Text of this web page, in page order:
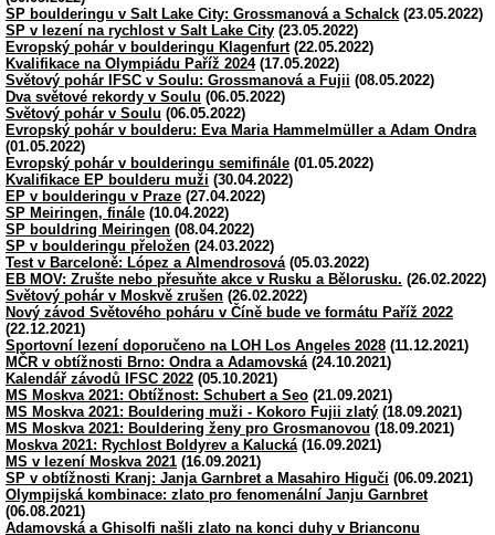
SP boulderingu v Salt Lake City: Grossmanová a Schalck (23.05.2022)
SP v lezení na rychlost v Salt Lake City (23.05.2022)
Evropský pohár v boulderingu Klagenfurt(22.05.2022)
Kvalifikace na Olympiádu Paříž 2024(17.05.2022)
Světový pohár IFSC v Soulu: Grossmanová a Fujii (08.05.2022)
Dva světové rekordy v Soulu (06.05.2022)
Světový pohár v Soulu (06.05.2022)
Evropský pohár v boulderu: Eva Maria Hammelmüller a Adam Ondra
(01.05.2022)
Evropský pohár v boulderingu semifinále (01.05.2022)
Kvalifikace EP boulderu muži (30.04.2022)
EP v boulderingu v Praze (27.04.2022)
SP Meiringen, finále (10.04.2022)
SP bouldring Meiringen (08.04.2022)
SP v boulderingu přeložen (24.03.2022)
Test v Barceloně: López a Almendrosová (05.03.2022)
EB MOV: Zrušte nebo přesuňte akce v Rusku a Bělorusku. (26.02.2022)
Světový pohár v Moskvě zrušen (26.02.2022)
Nový závod Světového poháru v Číně bude ve formátu Paříž 2022
(22.12.2021)
Sportovní lezení doporučeno na LOH Los Angeles 2028 (11.12.2021)
MČR v obtížnosti Brno: Ondra a Adamovská (24.10.2021)
Kalendář závodů IFSC 2022 (05.10.2021)
MS Moskva 2021: Obtížnost: Schubert a Seo (21.09.2021)
MS Moskva 2021: Bouldering muži - Kokoro Fujii zlatý (18.09.2021)
MS Moskva 2021: Bouldering ženy pro Grosmanovou (18.09.2021)
Moskva 2021: Rychlost Boldyrev a Kalucká (16.09.2021)
MS v lezení Moskva 2021 (16.09.2021)
SP v obtížnosti Kranj: Janja Garnbret a Masahiro Higuči (06.09.2021)
Olympijská kombinace: zlato pro fenomenální Janju Garnbret
(06.08.2021)
Adamovská a Ghisolfi našli zlato na konci duhy v Brianconu